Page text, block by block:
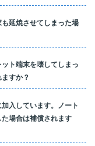
も延焼させてしまった場
ト端末を壊してしまっ
すか？
入しています。ノート
場合は補償されます